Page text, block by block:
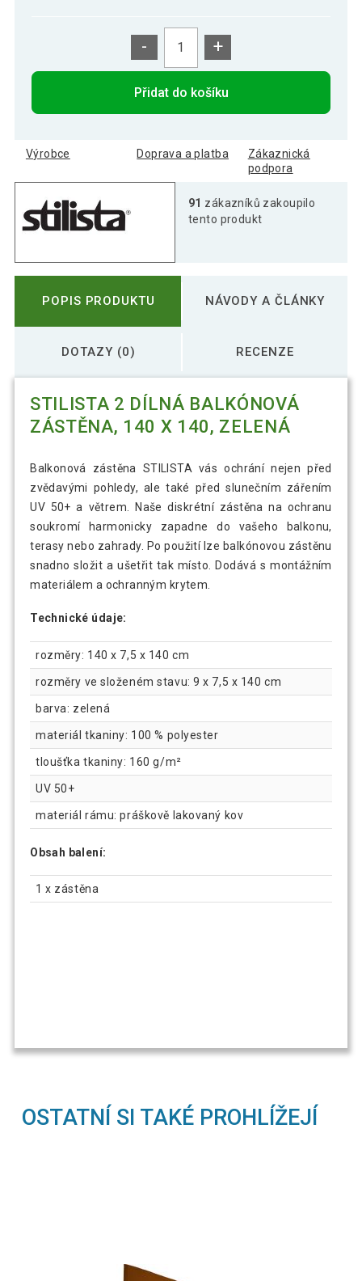
- +
Přidat do košíku
Výrobce Doprava a platba
Zákaznická
podpora
91 zákazníků zakoupilo
tento produkt
POPIS PRODUKTU NÁVODY A ČLÁNKY
DOTAZY (0) RECENZE
STILISTA 2 DÍLNÁ BALKÓNOVÁ
ZÁSTĚNA, 140 X 140, ZELENÁ
Balkonová zástěna STILISTA vás ochrání nejen před
zvědavými pohledy, ale také před slunečním zářením
UV 50+ a větrem. Naše diskrétní zástěna na ochranu
soukromí harmonicky zapadne do vašeho balkonu,
terasy nebo zahrady. Po použití lze balkónovou zástěnu
snadno složit a ušetřit tak místo. Dodává s montážním
materiálem a ochranným krytem.
Technické údaje:
rozměry: 140 x 7,5 x 140 cm
rozměry ve složeném stavu: 9 x 7,5 x 140 cm
barva: zelená
materiál tkaniny: 100 % polyester
tloušťka tkaniny: 160 g/m²
UV 50+
materiál rámu: práškově lakovaný kov
Obsah balení:
1 x zástěna
OSTATNÍ SI TAKÉ PROHLÍŽEJÍ